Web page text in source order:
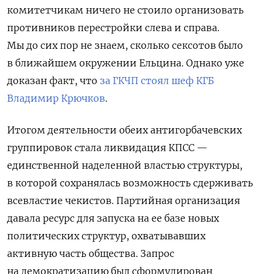
комитетчикам ничего не стоило организовать
противников перестройки слева и справа.
Мы до сих пор не знаем, сколько сексотов было
в ближайшем окружении Ельцина. Однако уже
доказан факт, что за ГКЧП стоял шеф КГБ
Владимир Крючков.
Итогом деятельности обеих антигорбачевских
группировок стала ликвидация КПСС —
единственной наделенной властью структуры,
в которой сохранялась возможность сдерживать
всевластие чекистов. Партийная организация
давала ресурс для запуска на ее базе новых
политических структур, охватывавших
активную часть общества. Запрос
на демократизацию был сформулирован